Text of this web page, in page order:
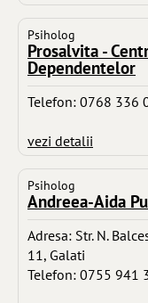
Psiholog
Prosalvita -
Dependentelor
Telefon: 0768 336
vezi detalii
Psiholog
Andreea-Aida
Adresa: Str. N.
11, Galati
Telefon: 0755 941